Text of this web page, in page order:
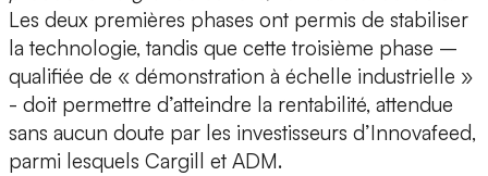
Les deux premières phases ont permis de stabiliser
la technologie, tandis que cette troisième phase –
qualifiée de « démonstration à échelle industrielle »
- doit permettre d’atteindre la rentabilité, attendue
sans aucun doute par les investisseurs d’Innovafeed,
parmi lesquels Cargill et ADM.